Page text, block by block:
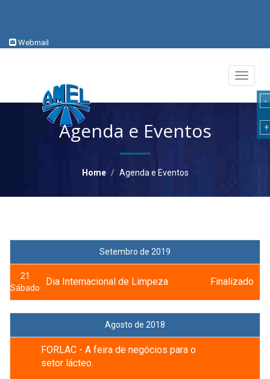
Webmail
Toggle
Agenda e Eventos
Home Agenda e Eventos
Setembro de 2019
21
Sábado
Dia Internacional de Limpeza Finalizado
Agosto de 2018
FORLAC - A feira de negócios para o
setor lácteo.